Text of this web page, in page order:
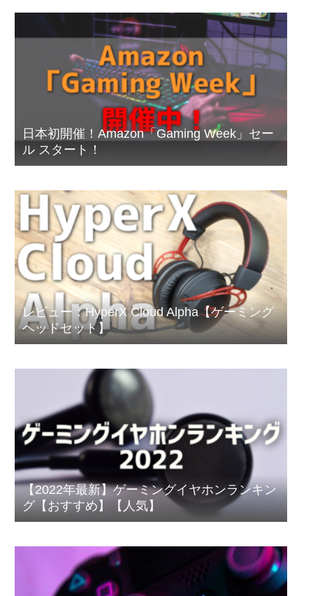
日本初開催！Amazon「Gaming Week」セー
ル スタート！
レビュー：HyperX Cloud Alpha【ゲーミング
ヘッドセット】
【2022年最新】ゲーミングイヤホンランキン
グ【おすすめ】【人気】